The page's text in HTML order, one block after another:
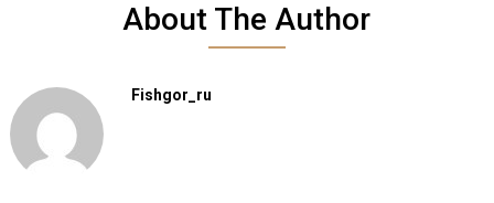
About The Author
Fishgor_ru